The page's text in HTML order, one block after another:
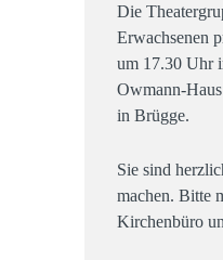
Die
Erwachsenen
um 17.30 Uhr
Owmann-
in Brügge.
Sie sind
machen. Bitte
Kirchenbüro